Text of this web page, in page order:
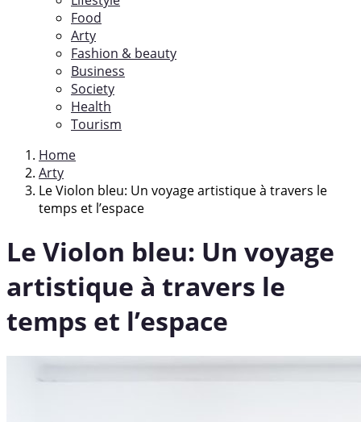
Food
Arty
Fashion & beauty
Business
Society
Health
Tourism
Home
Arty
Le Violon bleu: Un voyage artistique à travers le
temps et l’espace
Le Violon bleu: Un voyage
artistique à travers le
temps et l’espace